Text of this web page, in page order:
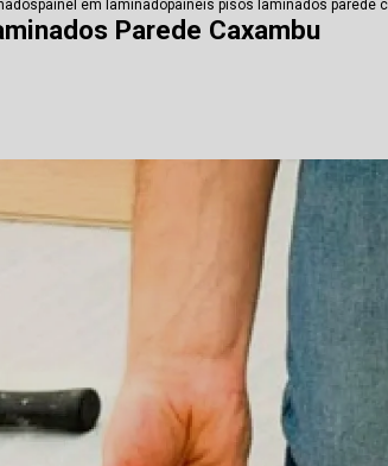
painel em laminadopaineis pisos laminados parede
Parede Caxambu